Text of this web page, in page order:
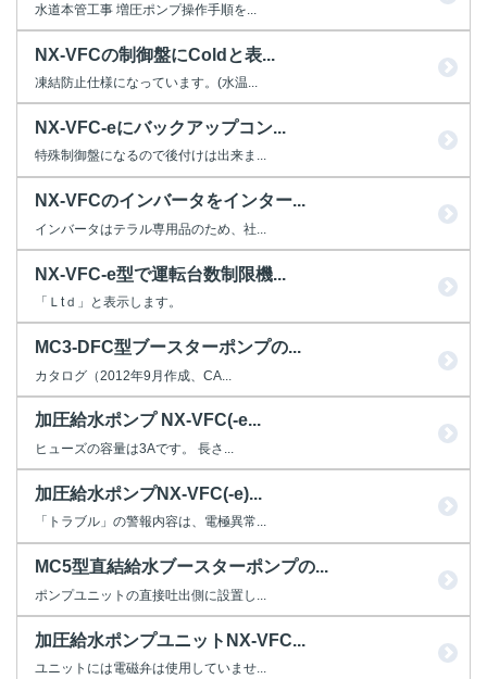
水道本管工事 増圧ポンプ操作手順を...
NX-VFCの制御盤にColdと表...
凍結防止仕様になっています。(水温...
NX-VFC-eにバックアップコン...
特殊制御盤になるので後付けは出来ま...
NX-VFCのインバータをインター...
インバータはテラル専用品のため、社...
NX-VFC-e型で運転台数制限機...
「Ｌtｄ」と表示します。
MC3-DFC型ブースターポンプの...
カタログ（2012年9月作成、CA...
加圧給水ポンプ NX-VFC(-e...
ヒューズの容量は3Aです。 長さ...
加圧給水ポンプNX-VFC(-e)...
「トラブル」の警報内容は、電極異常...
MC5型直結給水ブースターポンプの...
ポンプユニットの直接吐出側に設置し...
加圧給水ポンプユニットNX-VFC...
ユニットには電磁弁は使用していませ...